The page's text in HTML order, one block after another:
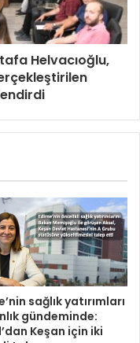
Helvacıoğlu,
sağlık yatırımları
gündeminde:
Keşan için iki